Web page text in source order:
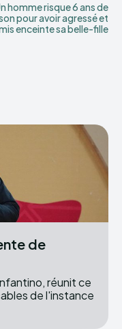
homme risque 6 ans de
pour avoir agressé et
enceinte sa belle-fille
de
réunit ce
de l'instance